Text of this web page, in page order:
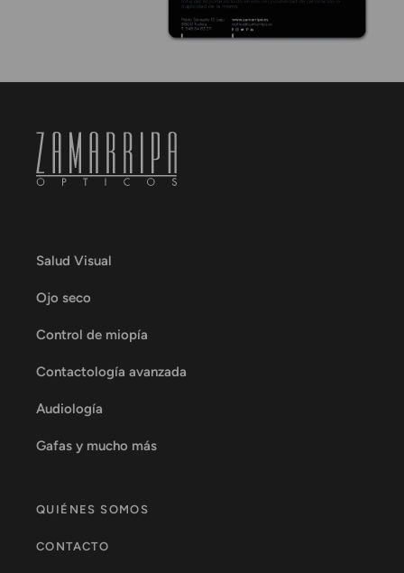
Salud Visual
Ojo seco
Control de miopía
Contactología avanzada
Audiología
Gafas y mucho más
QUIÉNES SOMOS
CONTACTO